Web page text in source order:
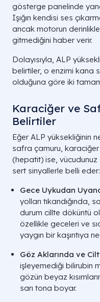
gösterge panelinde
Işığın kendisi ses
ancak motorun
gitmediğini haber verir.
Dolayısıyla, ALP
belirtiler, o enzimi kana
olduğuna göre iki
Karaciğer ve
Belirtiler
Eğer ALP yüksekliğinin
safra çamuru, karaciğer
(hepatit) ise, vücudunuz
sert sinyallerle belli eder:
Gece Uykudan
yolları tıkandığında,
durum cillte döküntü
özellikle geceleri ve
yaygın bir kaşıntıya
Göz Aklarında ve
işleyemediği bilirubin
gözün beyaz
sarı tona boyar.